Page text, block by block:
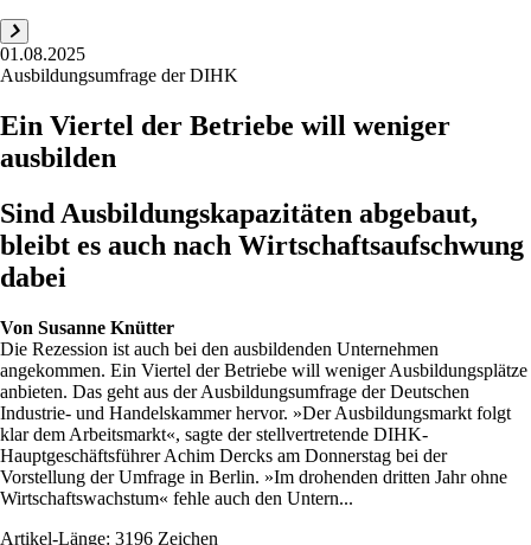
01.08.2025
Ausbildungsumfrage der DIHK
Ein Viertel der Betriebe will weniger
ausbilden
Sind Ausbildungskapazitäten abgebaut,
bleibt es auch nach Wirtschaftsaufschwung
dabei
Von Susanne Knütter
Die Rezession ist auch bei den ausbildenden Unternehmen
angekommen. Ein Viertel der Betriebe will weniger Ausbildungsplätze
anbieten. Das geht aus der Ausbildungsumfrage der Deutschen
Industrie- und Handelskammer hervor. »Der Ausbildungsmarkt folgt
klar dem Arbeitsmarkt«, sagte der stellvertretende DIHK-
Hauptgeschäftsführer Achim Dercks am Donnerstag bei der
Vorstellung der Umfrage in Berlin. »Im drohenden dritten Jahr ohne
Wirtschaftswachstum« fehle auch den Untern...
Artikel-Länge: 3196 Zeichen